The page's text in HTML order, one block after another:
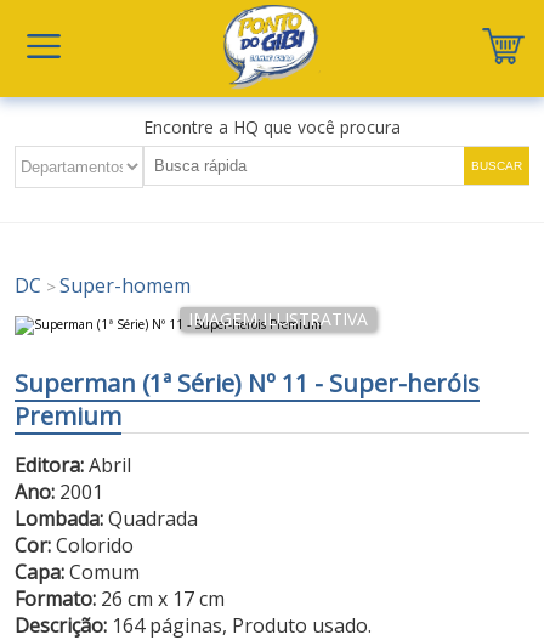
Encontre a HQ que você procura
DC >Super-homem
Superman (1ª Série) Nº 11 - Super-heróis
Premium
Editora:Abril
Ano: 2001
Lombada:Quadrada
Cor:Colorido
Capa:Comum
Formato: 26 cm x 17 cm
Descrição: 164 páginas, Produto usado.